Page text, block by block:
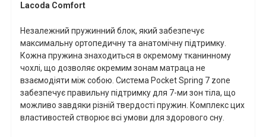
Lacoda Comfort
Незалежний пружинний блок, який забезпечує
максимальну ортопедичну та анатомічну підтримку.
Кожна пружина знаходиться в окремому тканинному
чохлі, що дозволяє окремим зонам матраца не
взаємодіяти між собою. Система PocketSpring 7 zone
забезпечує правильну підтримку для 7-ми зон тіла, що
можливо завдяки різній твердості пружин. Комплекс цих
властивостей створює всі умови для здорового сну.